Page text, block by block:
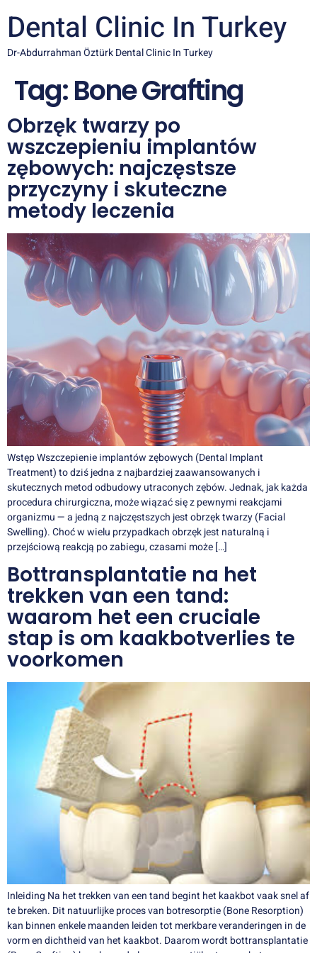
Dental Clinic In Turkey
Dr-Abdurrahman Öztürk Dental Clinic In Turkey
Tag:Bone Grafting
Obrzęk twarzy po
wszczepieniu implantów
zębowych: najczęstsze
przyczyny i skuteczne
metody leczenia
Wstęp Wszczepienie implantów zębowych (Dental Implant
Treatment) to dziś jedna z najbardziej zaawansowanych i
skutecznych metod odbudowy utraconych zębów. Jednak, jak każda
procedura chirurgiczna, może wiązać się z pewnymi reakcjami
organizmu — a jedną z najczęstszych jest obrzęk twarzy (Facial
Swelling). Choć w wielu przypadkach obrzęk jest naturalną i
przejściową reakcją po zabiegu, czasami może […]
Bottransplantatie na het
trekken van een tand:
waarom het een cruciale
stap is om kaakbotverlies te
voorkomen
Inleiding Na het trekken van een tand begint het kaakbot vaak snel af
te breken. Dit natuurlijke proces van botresorptie (Bone Resorption)
kan binnen enkele maanden leiden tot merkbare veranderingen in de
vorm en dichtheid van het kaakbot. Daarom wordt bottransplantatie